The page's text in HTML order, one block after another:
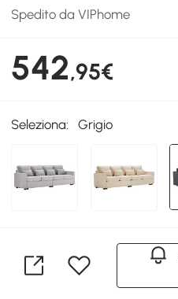
Spedito da VIPhome
542,95€
Seleziona: Grigio